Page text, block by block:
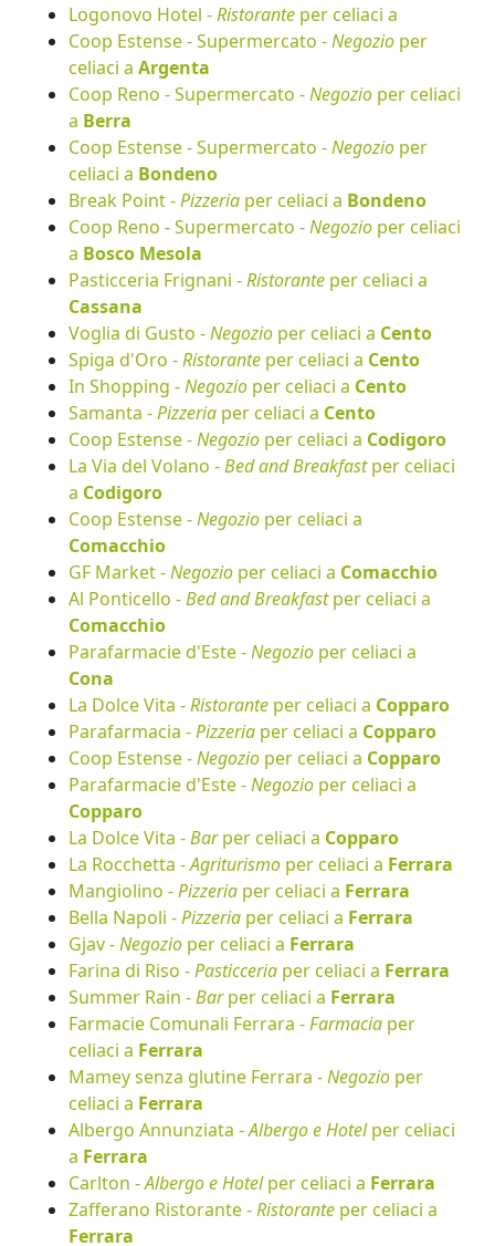
Logonovo Hotel -Ristorante per celiaci a
Coop Estense - Supermercato -Negozio per
celiaci a Argenta
Coop Reno - Supermercato -Negozio per celiaci
a Berra
Coop Estense - Supermercato -Negozio per
celiaci a Bondeno
Break Point -Pizzeria per celiaci a Bondeno
Coop Reno - Supermercato -Negozio per celiaci
a Bosco Mesola
Pasticceria Frignani -Ristorante per celiaci a
Cassana
Voglia di Gusto -Negozio per celiaci a Cento
Spiga d'Oro -Ristorante per celiaci a Cento
In Shopping -Negozio per celiaci a Cento
Samanta -Pizzeria per celiaci a Cento
Coop Estense -Negozio per celiaci a Codigoro
La Via del Volano -Bed and Breakfastper celiaci
a Codigoro
Coop Estense -Negozio per celiaci a
Comacchio
GF Market -Negozio per celiaci a Comacchio
Al Ponticello -Bed and Breakfastper celiaci a
Comacchio
Parafarmacie d'Este -Negozio per celiaci a
Cona
La Dolce Vita -Ristorante per celiaci a Copparo
Parafarmacia -Pizzeria per celiaci a Copparo
Coop Estense -Negozio per celiaci a Copparo
Parafarmacie d'Este -Negozio per celiaci a
Copparo
La Dolce Vita -Barper celiaci a Copparo
La Rocchetta -Agriturismo per celiaci a Ferrara
Mangiolino -Pizzeria per celiaci a Ferrara
Bella Napoli -Pizzeria per celiaci a Ferrara
Gjav -Negozio per celiaci a Ferrara
Farina di Riso -Pasticceria per celiaci a Ferrara
Summer Rain -Barper celiaci a Ferrara
Farmacie Comunali Ferrara -Farmacia per
celiaci a Ferrara
Mamey senza glutine Ferrara -Negozio per
celiaci a Ferrara
Albergo Annunziata -Albergo e Hotelper celiaci
a Ferrara
Carlton -Albergo e Hotelper celiaci a Ferrara
Zafferano Ristorante -Ristorante per celiaci a
Ferrara